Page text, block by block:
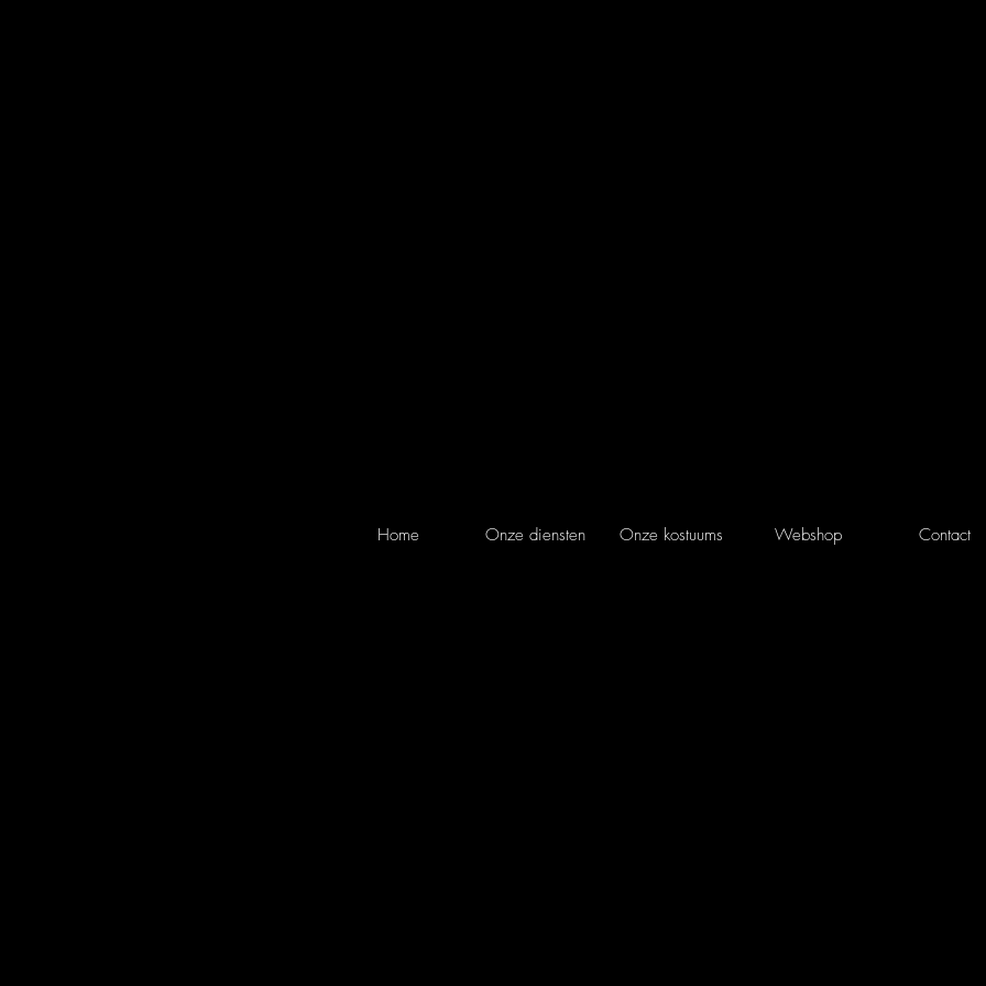
Home Onze diensten Onze kostuums Webshop Contact